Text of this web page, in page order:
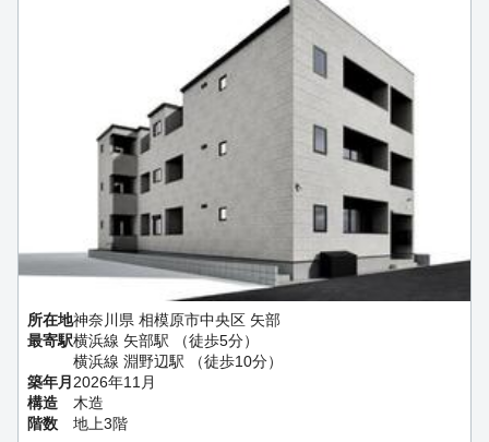
所在地神奈川県 相模原市中央区 矢部
最寄駅横浜線 矢部駅 （徒歩5分）
横浜線 淵野辺駅 （徒歩10分）
築年月 2026年11月
構造
木造
階数
地上3階